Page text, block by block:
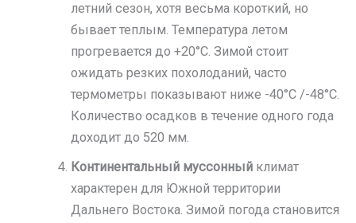
летний сезон, хотя весьма короткий, но
бывает теплым. Температура летом
прогревается до +20°C. Зимой стоит
ожидать резких похолоданий, часто
термометры показывают ниже -40°C /-48°C.
Количество осадков в течение одного года
доходит до 520 мм.
Континентальный муссонный климат
характерен для Южной территории
Дальнего Востока. Зимой погода становится